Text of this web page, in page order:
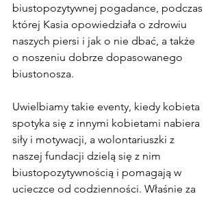
biustopozytywnej pogadance, podczas
której Kasia opowiedziała o zdrowiu
naszych piersi i jak o nie dbać, a także
o noszeniu dobrze dopasowanego
biustonosza.
Uwielbiamy takie eventy, kiedy kobieta
spotyka się z innymi kobietami nabiera
siły i motywacji, a wolontariuszki z
naszej fundacji dzielą się z nim
biustopozytywnością i pomagają w
ucieczce od codzienności. Właśnie za